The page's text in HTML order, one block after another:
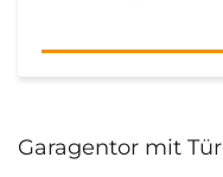
Garagentor mit Tür